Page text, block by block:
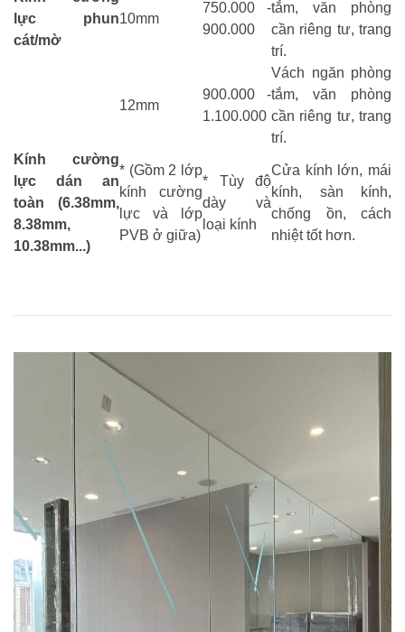
lực phun
cát/mờ
10mm
750.000 -
900.000
tắm, văn phòng
cần riêng tư, trang
trí.
12mm
900.000 -
1.100.000
Vách ngăn phòng
tắm, văn phòng
cần riêng tư, trang
trí.
Kính cường
lực dán an
toàn (6.38mm,
8.38mm,
10.38mm...)
* (Gồm 2 lớp
kính cường
lực và lớp
PVB ở giữa)
* Tùy độ
dày và
loại kính
Cửa kính lớn, mái
kính, sàn kính,
chống ồn, cách
nhiệt tốt hơn.